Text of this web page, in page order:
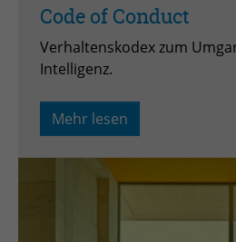
Code of Conduct
Verhaltenskodex zum
Intelligenz.
Mehr lesen